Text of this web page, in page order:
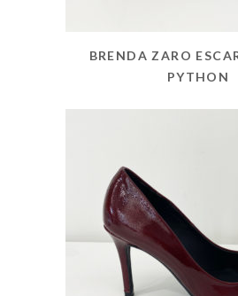
BRENDA ZARO
PYTHON